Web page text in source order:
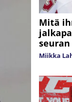
Mitä
Miikka